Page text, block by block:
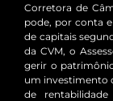
Corretora de
pode, por conta
de capitais
da CVM, o
gerir o
um investimento
de